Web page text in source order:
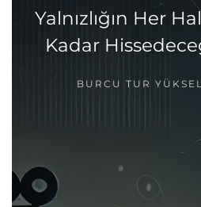
Yalnızlığın Her
Kadar
BURCU TUR